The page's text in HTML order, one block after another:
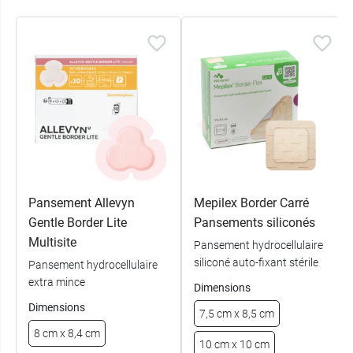
Pansement Allevyn
Gentle Border Lite
Multisite
Pansement hydrocellulaire
extra mince
Dimensions
8 cm x 8,4 cm
Mepilex Border Carré
Pansements siliconés
Pansement hydrocellulaire
siliconé auto-fixant stérile
Dimensions
7,5 cm x 8,5 cm
10 cm x 10 cm